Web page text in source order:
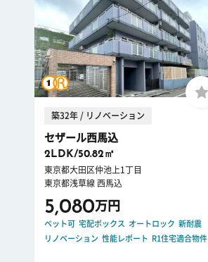
築32年 / リノベーション
セザール西馬込
2LDK/50.82㎡
東京都大田区仲池上1丁目
東京都浅草線 西馬込
5,080万円
ペット可 宅配ボックス オートロック 新耐震
リノベーション 性能レポート R1住宅適合物件